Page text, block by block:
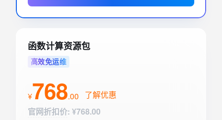
函数计算资源包
高效免运维
¥768.00
了解优惠
官网折扣价: ¥768.00